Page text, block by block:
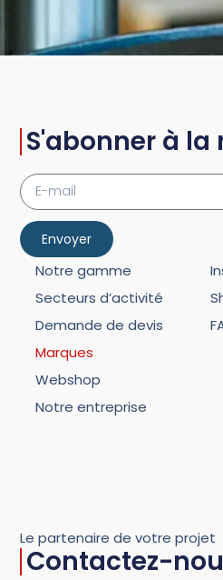
Le partenaire de votre projet
Contactez-
S'abonner à la
Envoyer
Notre gamme
Secteurs d’activité
Demande de devis
Marques
Webshop
Notre entreprise